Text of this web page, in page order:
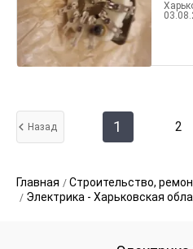
Назад 1 2
Главная Строительство,
Электрика - Харьковская